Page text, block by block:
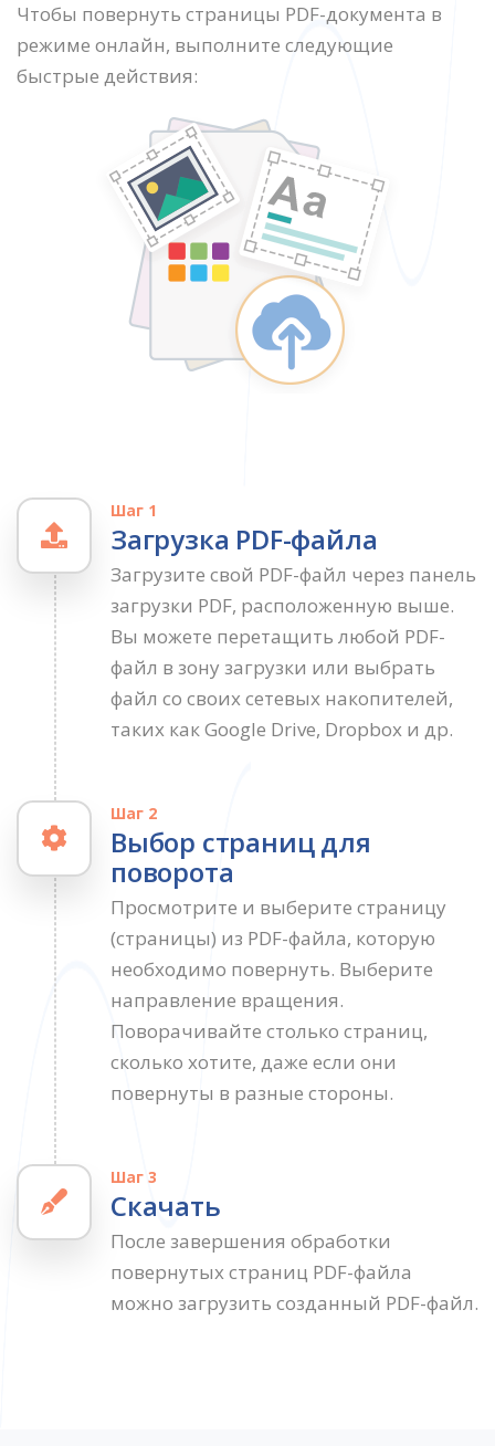
Чтобы повернуть страницы PDF-документа в
режиме онлайн, выполните следующие
быстрые действия:
Шаг 1
Загрузка PDF-файла
Загрузите свой PDF-файл через панель
загрузки PDF, расположенную выше.
Вы можете перетащить любой PDF-
файл в зону загрузки или выбрать
файл со своих сетевых накопителей,
таких как Google Drive, Dropbox и др.
Шаг 2
Выбор страниц для
поворота
Просмотрите и выберите страницу
(страницы) из PDF-файла, которую
необходимо повернуть. Выберите
направление вращения.
Поворачивайте столько страниц,
сколько хотите, даже если они
повернуты в разные стороны.
Шаг 3
Скачать
После завершения обработки
повернутых страниц PDF-файла
можно загрузить созданный PDF-файл.